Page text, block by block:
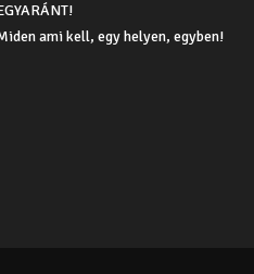
ami kell, egy helyen, egyben!